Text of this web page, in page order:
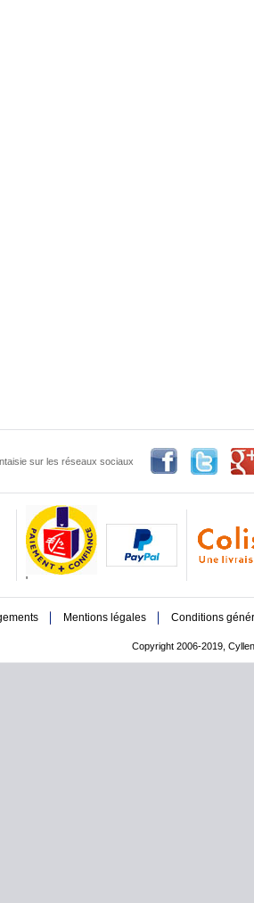
sur les réseaux sociaux
'
Mentions légales Conditions
Copyright 2006-2019,